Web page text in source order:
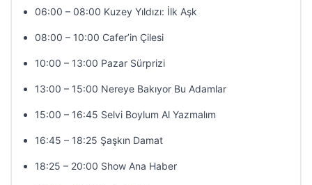
06:00 – 08:00 Kuzey Yıldızı: İlk Aşk
08:00 – 10:00 Cafer’in Çilesi
10:00 – 13:00 Pazar Sürprizi
13:00 – 15:00 Nereye Bakıyor Bu Adamlar
15:00 – 16:45 Selvi Boylum Al Yazmalım
16:45 – 18:25 Şaşkın Damat
18:25 – 20:00 Show Ana Haber